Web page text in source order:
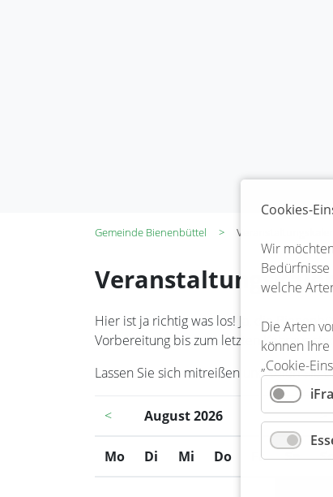
Gemeinde Bienenbüttel
Hier ist ja richtig was los! Ja, die
Vorbereitung bis zum letzten Kehraus
Lassen Sie sich mitreißen und seien Sie
< August 2026 >
Mo ntag
Di enstag
Mi ttwoch
Do nnerstag
Freitag
Sa
Cookies-
Wir
welche
Die Arten
können
„Cookie-